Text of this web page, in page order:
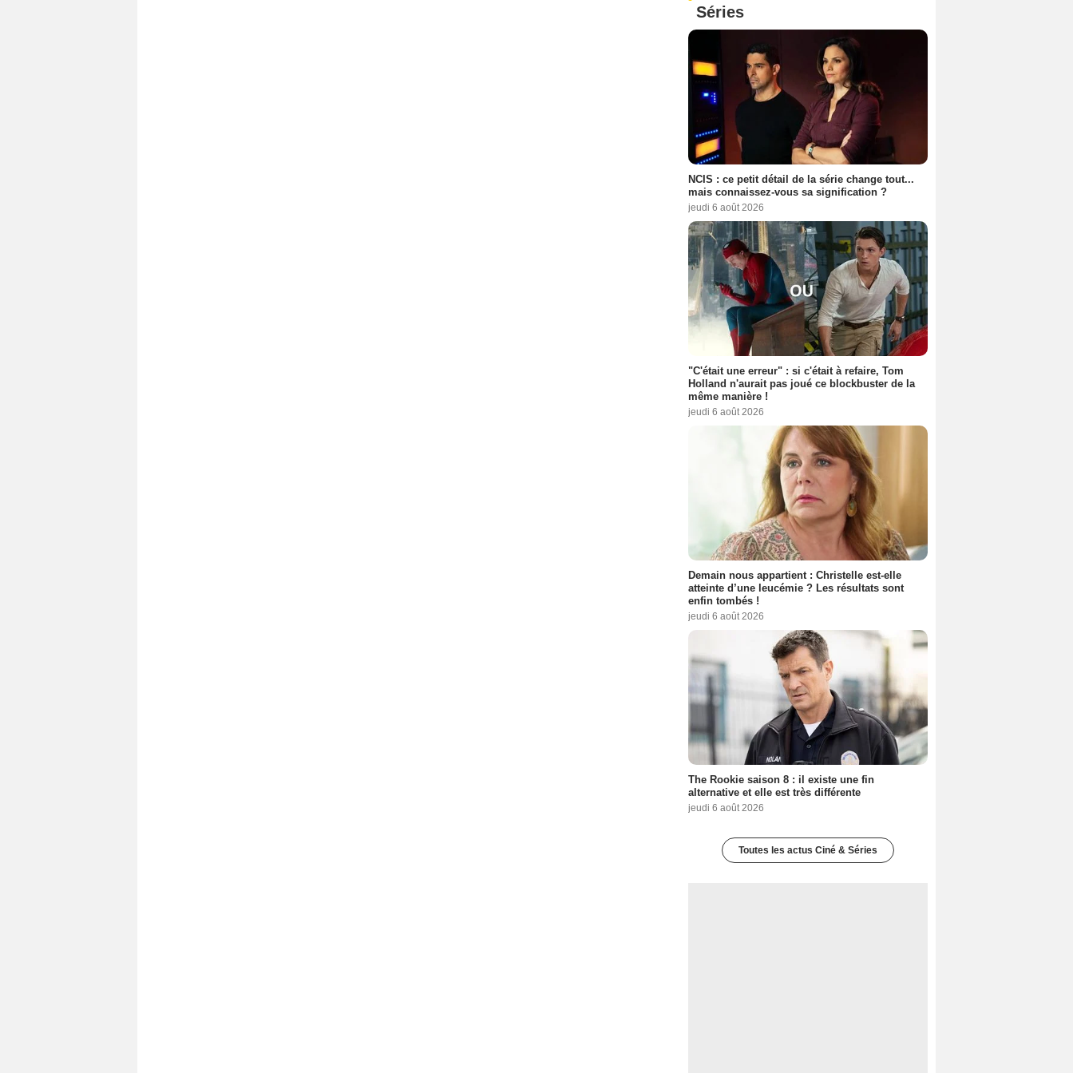
Séries
NCIS : ce petit détail de la série change tout...
mais connaissez-vous sa signification ?
jeudi 6 août 2026
"C'était une erreur" : si c'était à refaire, Tom
Holland n'aurait pas joué ce blockbuster de la
même manière !
jeudi 6 août 2026
Demain nous appartient : Christelle est-elle
atteinte d’une leucémie ? Les résultats sont
enfin tombés !
jeudi 6 août 2026
The Rookie saison 8 : il existe une fin
alternative et elle est très différente
jeudi 6 août 2026
Toutes les actus Ciné & Séries